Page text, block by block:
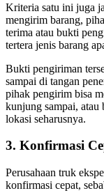
Kriteria satu ini juga
mengirim barang,
terima atau bukti
tertera jenis barang
Bukti pengiriman
sampai di tangan
pihak pengirim bisa
kunjung sampai, atau
lokasi seharusnya.
3. Konfirmasi
Perusahaan truk
konfirmasi cepat,